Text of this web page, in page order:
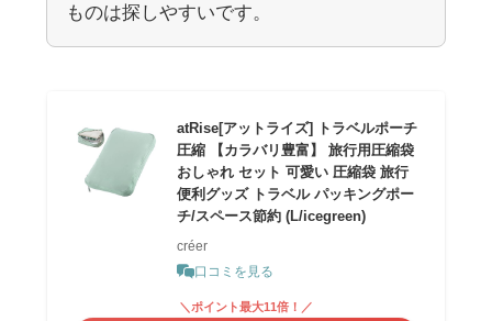
ものは探しやすいです。
atRise[アットライズ] トラベルポーチ
圧縮 【カラバリ豊富】 旅行用圧縮袋
おしゃれ セット 可愛い 圧縮袋 旅行
便利グッズ トラベル パッキングポー
チ/スペース節約 (L/icegreen)
créer
口コミを見る
＼ポイント最大11倍！／